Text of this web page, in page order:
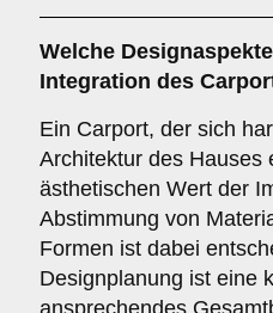
Welche Designaspekte
Integration des
Ein Carport, der sich
Architektur des Hauses
ästhetischen Wert der
Abstimmung von
Formen ist dabei
Designplanung ist eine
ansprechendes